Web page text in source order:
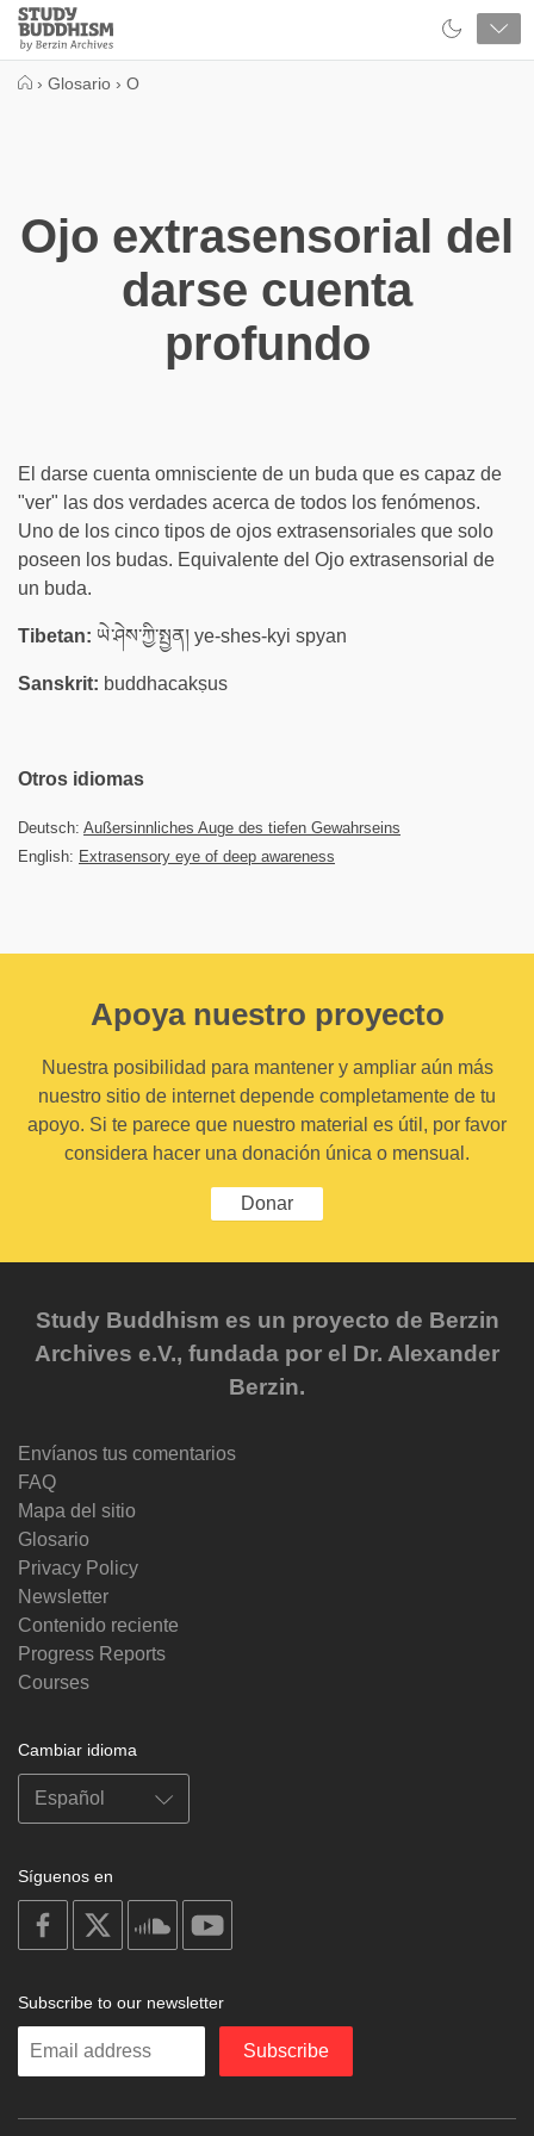
Close
Study
Buddhism
› Glosario › O
Ojo extrasensorial del
darse cuenta
profundo
El darse cuenta omnisciente de un buda que es capaz de
"ver" las dos verdades acerca de todos los fenómenos.
Uno de los cinco tipos de ojos extrasensoriales que solo
poseen los budas. Equivalente del Ojo extrasensorial de
un buda.
Tibetan: ཡེ་ཤེས་ཀྱི་སྤྱན། ye-shes-kyi spyan
Sanskrit: buddhacakṣus
Otros idiomas
Deutsch: Außersinnliches Auge des tiefen Gewahrseins
English: Extrasensory eye of deep awareness
Apoya nuestro proyecto
Nuestra posibilidad para mantener y ampliar aún más
nuestro sitio de internet depende completamente de tu
apoyo. Si te parece que nuestro material es útil, por favor
considera hacer una donación única o mensual.
Donar
Study Buddhism es un proyecto de Berzin
Archives e.V., fundada por el Dr. Alexander
Berzin.
Envíanos tus comentarios
FAQ
Mapa del sitio
Glosario
Privacy Policy
Newsletter
Contenido reciente
Progress Reports
Courses
Cambiar idioma
Síguenos en
on
facebook
soundcloud
Subscribe to our newsletter
Enter
Subscribe